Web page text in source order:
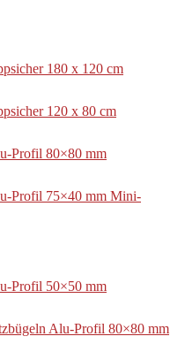
180 x 120 cm
120 x 80 cm
Profil 80×80 mm
Profil 75×40 mm Mini-
Profil 50×50 mm
Alu-Profil 80×80 mm